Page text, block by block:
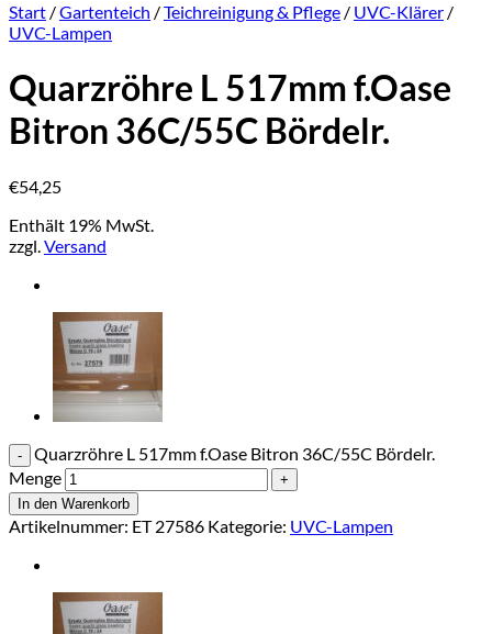
Start /Gartenteich /Teichreinigung & Pflege / UVC-Klärer /
UVC-Lampen
Quarzröhre L 517mm f.Oase
Bitron 36C/55C Bördelr.
€54,25
Enthält 19% MwSt.
zzgl.Versand
Quarzröhre L 517mm f.Oase Bitron 36C/55C Bördelr.
Menge
In den Warenkorb
Artikelnummer: ET 27586 Kategorie: UVC-Lampen